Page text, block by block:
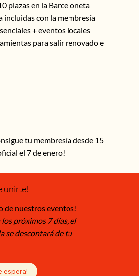
tu membresía desde 15
el 7 de enero!
plazas en la Barceloneta
incluidas con la membresía
+ eventos locales
para salir renovado e
unirte!
de nuestros eventos!
los próximos 7 días, el
se descontará de tu
espera!